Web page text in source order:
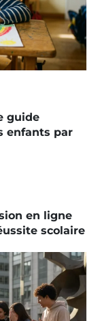
guide
enfants par
en ligne
scolaire